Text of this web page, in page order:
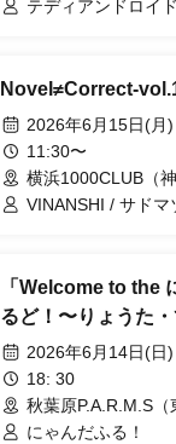
テディアンドロイ
.Roach
Novel≠Correct-
2026年6月15日(月)
11:30〜
横浜1000CLUB（神
VINANSHI / サドマ
NextGEM! /
フェリス / プレア
ハイノコドモ /
ス / 〜KNIGHT of
「Welcome to the
るど！〜りょうた・
2026年6月14日(日)
18: 30
秋葉原P.A.R.M.S（
にゃんだふる！